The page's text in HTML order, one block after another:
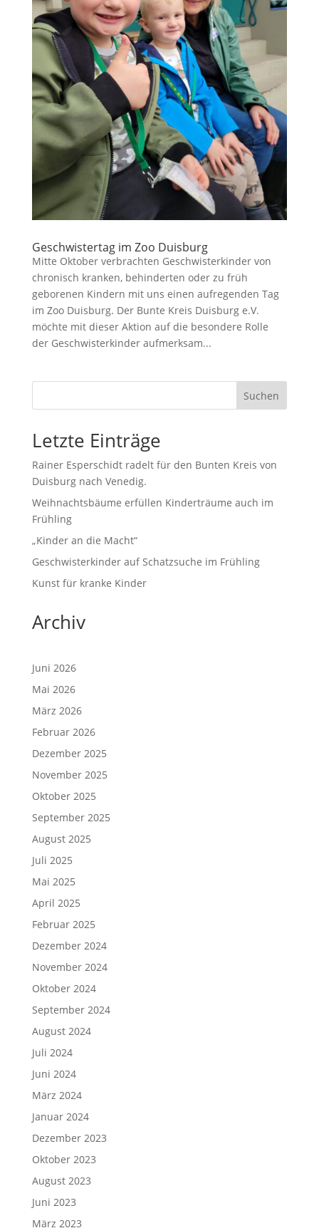
Geschwistertag im Zoo Duisburg
Mitte Oktober verbrachten Geschwisterkinder von
chronisch kranken, behinderten oder zu früh
geborenen Kindern mit uns einen aufregenden Tag
im Zoo Duisburg. Der Bunte Kreis Duisburg e.V.
möchte mit dieser Aktion auf die besondere Rolle
der Geschwisterkinder aufmerksam...
Suchen
Letzte Einträge
Rainer Esperschidt radelt für den Bunten Kreis von
Duisburg nach Venedig.
Weihnachtsbäume erfüllen Kinderträume auch im
Frühling
„Kinder an die Macht“
Geschwisterkinder auf Schatzsuche im Frühling
Kunst für kranke Kinder
Archiv
Juni 2026
Mai 2026
März 2026
Februar 2026
Dezember 2025
November 2025
Oktober 2025
September 2025
August 2025
Juli 2025
Mai 2025
April 2025
Februar 2025
Dezember 2024
November 2024
Oktober 2024
September 2024
August 2024
Juli 2024
Juni 2024
März 2024
Januar 2024
Dezember 2023
Oktober 2023
August 2023
Juni 2023
März 2023